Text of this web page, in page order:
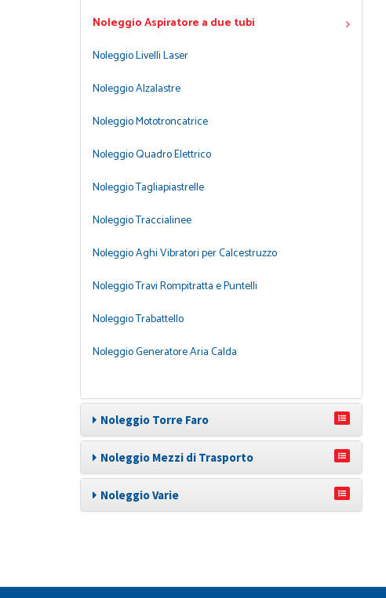
Noleggio Aspiratore a due tubi
Noleggio Livelli Laser
Noleggio Alzalastre
Noleggio Mototroncatrice
Noleggio Quadro Elettrico
Noleggio Tagliapiastrelle
Noleggio Traccialinee
Noleggio Aghi Vibratori per Calcestruzzo
Noleggio Travi Rompitratta e Puntelli
Noleggio Trabattello
Noleggio Generatore Aria Calda
Noleggio Torre Faro
Noleggio Mezzi di Trasporto
Noleggio Varie